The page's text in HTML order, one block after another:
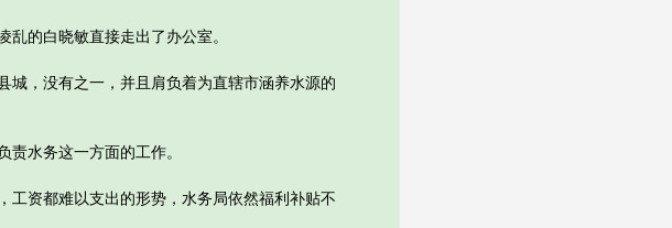
的白晓敏直接走出了办公室。
，没有之一，并且肩负着为直辖市涵养水源的
水务这一方面的工作。
资都难以支出的形势，水务局依然福利补贴不